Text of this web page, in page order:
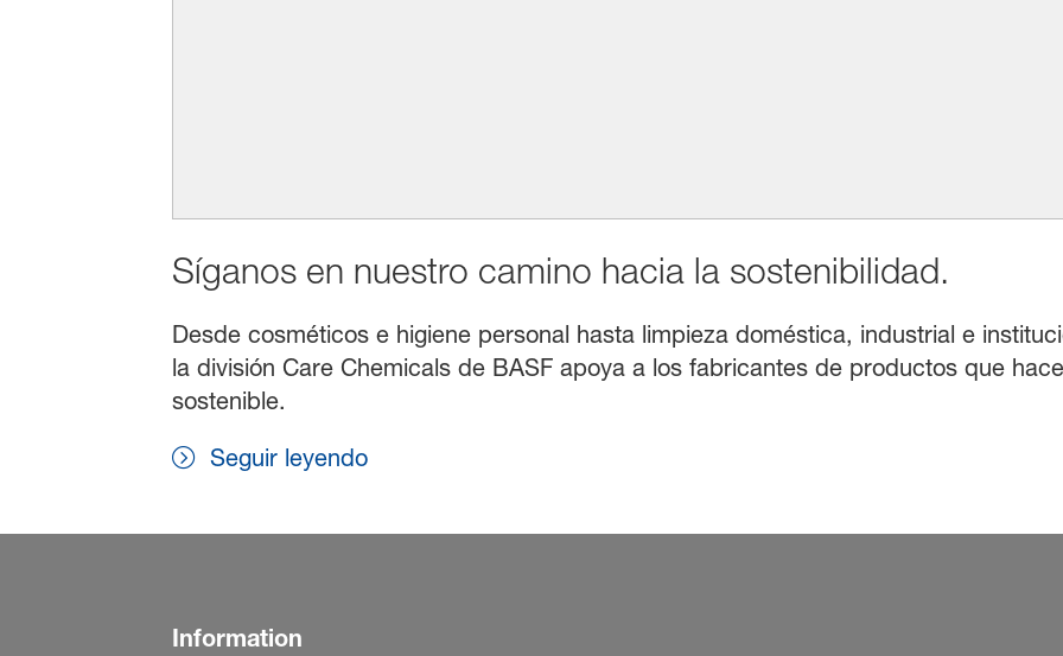
Síganos en nuestro camino hacia la sostenibilidad.
Desde cosméticos e higiene personal hasta limpieza doméstica, industrial e
la división Care Chemicals de BASF apoya a los fabricantes de productos que
sostenible.
Seguir leyendo
Information